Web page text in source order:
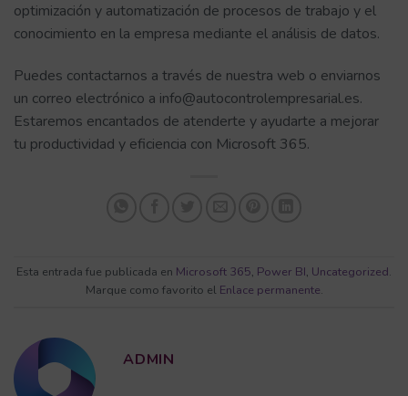
optimización y automatización de procesos de trabajo y el
conocimiento en la empresa mediante el análisis de datos.
Puedes contactarnos a través de nuestra web o enviarnos
un correo electrónico a info@autocontrolempresarial.es.
Estaremos encantados de atenderte y ayudarte a mejorar
tu productividad y eficiencia con Microsoft 365.
Esta entrada fue publicada en Microsoft 365, Power BI, Uncategorized.
Marque como favorito el Enlace permanente.
ADMIN